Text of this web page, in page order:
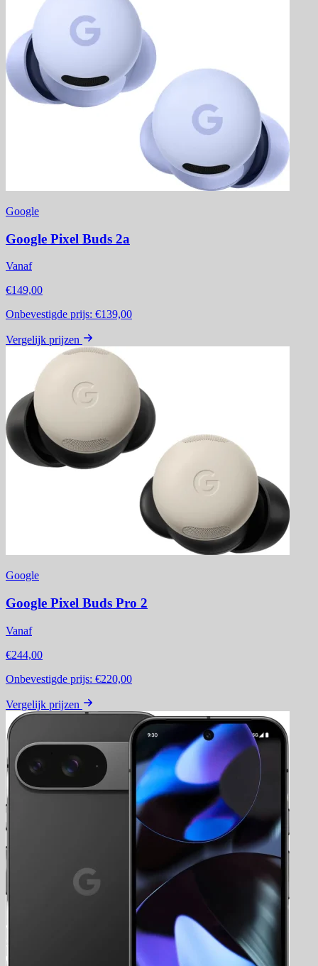
Google
Google Pixel Buds 2a
Vanaf
€149,00
Onbevestigde prijs: €139,00
Vergelijk prijzen
Google
Google Pixel Buds Pro 2
Vanaf
€244,00
Onbevestigde prijs: €220,00
Vergelijk prijzen